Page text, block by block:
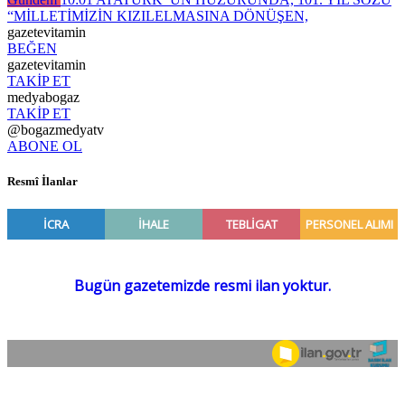
“MİLLETİMİZİN KIZILELMASINA DÖNÜŞEN,
gazetevitamin
BEĞEN
gazetevitamin
TAKİP ET
medyabogaz
TAKİP ET
@bogazmedyatv
ABONE OL
Resmî İlanlar